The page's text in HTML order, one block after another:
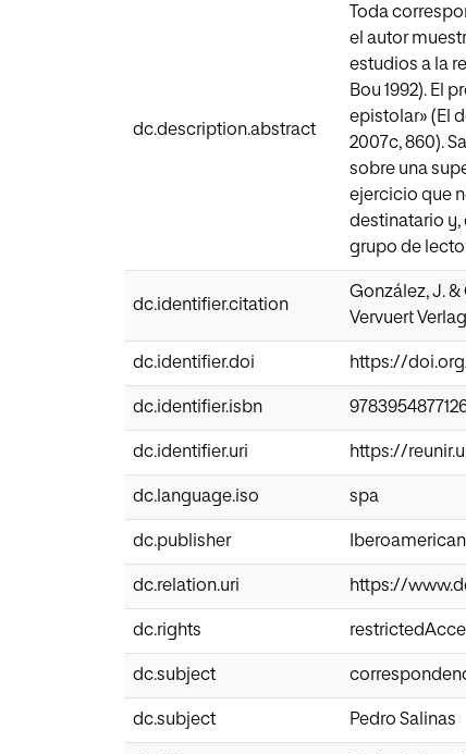
dc.description.abstract
Toda
el autor
estudios a la
Bou 1992). El
epistolar» (El
2007c, 860).
sobre una
ejercicio que
destinatario y,
grupo de
dc.identifier.citation
González, J. &
Vervuert
dc.identifier.doi https://doi.org/
dc.identifier.isbn
dc.identifier.uri https://
dc.language.iso spa
dc.publisher
dc.relation.uri https://
dc.rights
dc.subject
dc.subject Pedro Salinas